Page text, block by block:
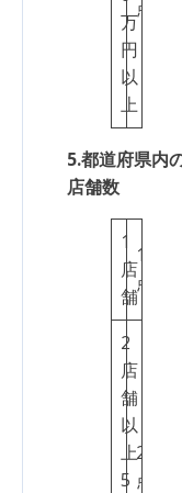
万
円
以
上
点
5.都道府県内
店舗数
1
店
舗
1
点
2
店
舗
以
上
5
2
点